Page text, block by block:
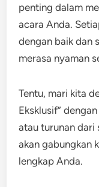
penting dalam
acara Anda.
dengan baik dan
merasa nyaman
Tentu, mari kita
Eksklusif”
atau turunan dari
akan gabungkan
lengkap Anda.